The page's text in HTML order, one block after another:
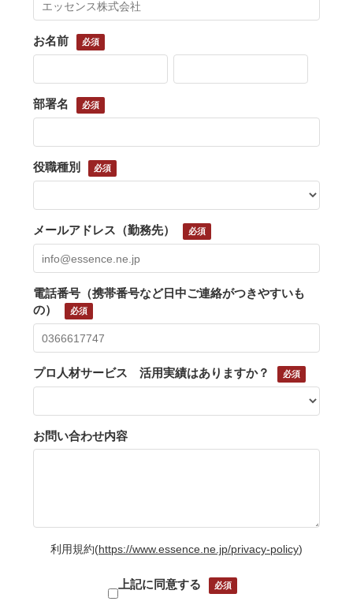
お名前
部署名
役職種別
メールアドレス（勤務先）
電話番号（携帯番号など日中ご連絡がつきやすいも
の）
プロ人材サービス 活用実績はありますか？
お問い合わせ内容
利用規約(https://www.essence.ne.jp/privacy-policy)
上記に同意する